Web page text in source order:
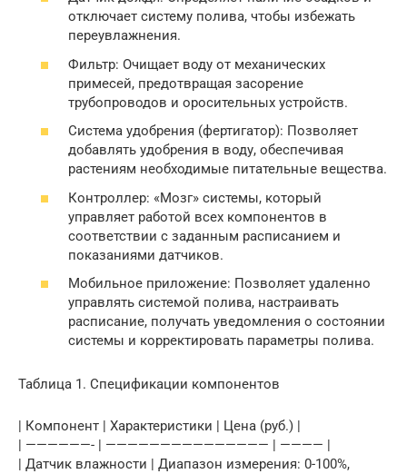
отключает систему полива, чтобы избежать
переувлажнения.
Фильтр: Очищает воду от механических
примесей, предотвращая засорение
трубопроводов и оросительных устройств.
Система удобрения (фертигатор): Позволяет
добавлять удобрения в воду, обеспечивая
растениям необходимые питательные вещества.
Контроллер: «Мозг» системы, который
управляет работой всех компонентов в
соответствии с заданным расписанием и
показаниями датчиков.
Мобильное приложение: Позволяет удаленно
управлять системой полива, настраивать
расписание, получать уведомления о состоянии
системы и корректировать параметры полива.
Таблица 1. Спецификации компонентов
| Компонент | Характеристики | Цена (руб.) |
| ——————- | ——————————————— | ———— |
| Датчик влажности | Диапазон измерения: 0-100%,